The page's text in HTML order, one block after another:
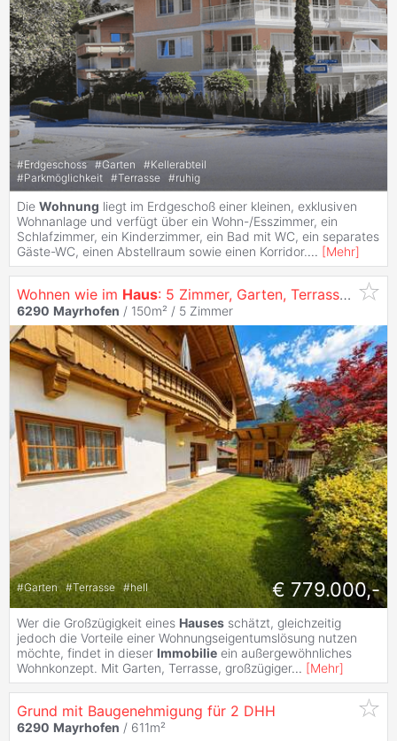
#Erdgeschoss #Garten #Kellerabteil
#Parkmöglichkeit #Terrasse #ruhig
Die Wohnung liegt im Erdgeschoß einer kleinen, exklusiven
Wohnanlage und verfügt über ein Wohn-/Esszimmer, ein
Schlafzimmer, ein Kinderzimmer, ein Bad mit WC, ein separates
Gäste-WC, einen Abstellraum sowie einen Korridor.... [Mehr]
Wohnen wie im Haus: 5 Zimmer, Garten, Terrasse und flexible Nutzung auf zwei Ebenen
6290 Mayrhofen / 150m² / 5 Zimmer
#Garten #Terrasse #hell € 779.000,-
Wer die Großzügigkeit eines Hauses schätzt, gleichzeitig
jedoch die Vorteile einer Wohnungseigentumslösung nutzen
möchte, findet in dieser Immobilie ein außergewöhnliches
Wohnkonzept. Mit Garten, Terrasse, großzügiger... [Mehr]
Grund mit Baugenehmigung für 2 DHH
6290 Mayrhofen / 611m²